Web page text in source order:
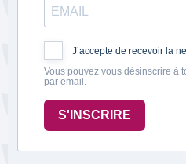
J’accepte de recevoir la
Vous pouvez vous désinscrire à
par email.
S'INSCRIRE